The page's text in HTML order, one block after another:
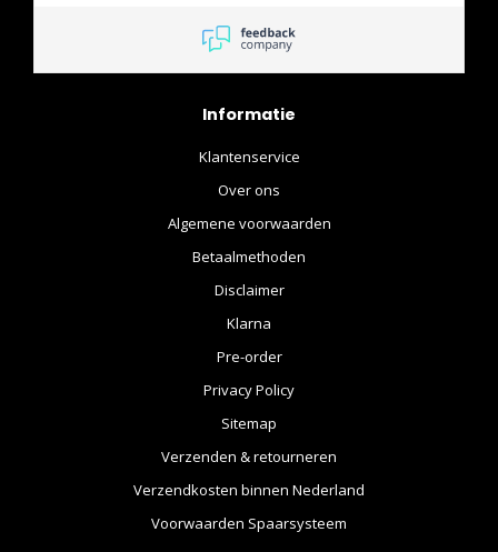
Informatie
Klantenservice
Over ons
Algemene voorwaarden
Betaalmethoden
Disclaimer
Klarna
Pre-order
Privacy Policy
Sitemap
Verzenden & retourneren
Verzendkosten binnen Nederland
Voorwaarden Spaarsysteem